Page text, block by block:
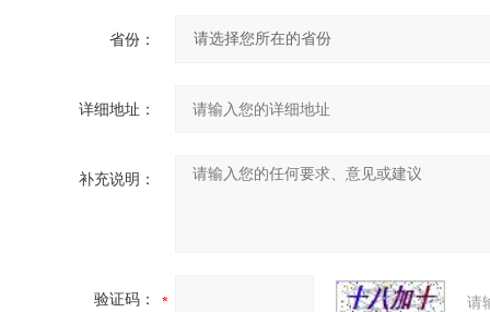
省份：
详细地址：
补充说明：
验证码： 请